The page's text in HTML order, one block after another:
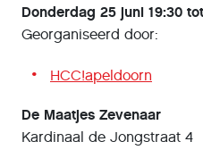
Donderdag 25 juni 19:30
Georganiseerd door:
HCC!apeldoorn
De Maatjes Zevenaar
Kardinaal de Jongstraat 4